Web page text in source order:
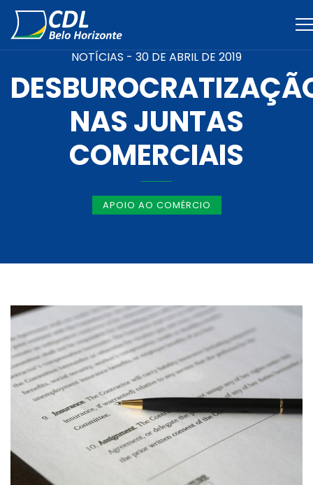
NOTÍCIAS - 30 DE ABRIL DE 2019
NAS JUNTAS
COMERCIAIS
APOIO AO COMÉRCIO